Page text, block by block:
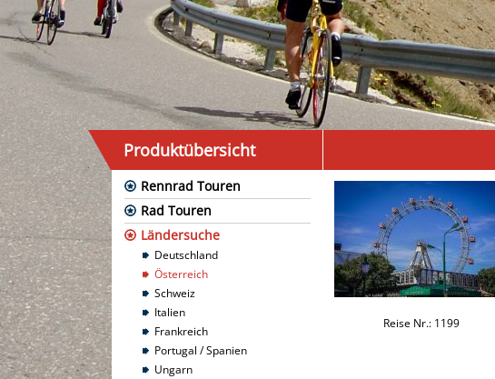
Produktübersicht
Rennrad Touren
Rad Touren
Ländersuche
Deutschland
Österreich
Schweiz
Italien
Frankreich
Portugal / Spanien
Ungarn
Reise Nr.: 1199